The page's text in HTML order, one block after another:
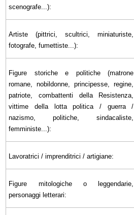
scenografe...):
Artiste (pittrici, scultrici, miniaturiste,
fotografe, fumettiste...):
Figure storiche e politiche (matrone
romane, nobildonne, principesse, regine,
patriote, combattenti della Resistenza,
vittime della lotta politica / guerra /
nazismo, politiche, sindacaliste,
femministe...):
Lavoratrici / imprenditrici / artigiane:
Figure mitologiche o leggendarie,
personaggi letterari: